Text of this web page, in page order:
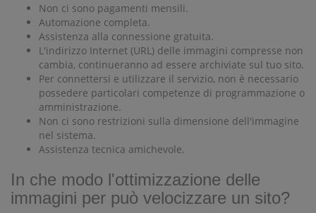
Non ci sono pagamenti mensili.
Automazione completa.
Assistenza alla connessione gratuita.
L'indirizzo Internet (URL) delle immagini compresse non
cambia, continueranno ad essere archiviate sul tuo sito.
Per connettersi e utilizzare il servizio, non è necessario
possedere particolari competenze di programmazione o
amministrazione.
Non ci sono restrizioni sulla dimensione dell'immagine
nel sistema.
Assistenza tecnica amichevole.
In che modo l'ottimizzazione delle
immagini per può velocizzare un sito?